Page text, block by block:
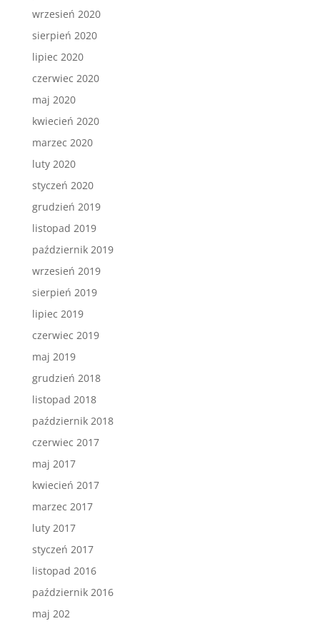
wrzesień 2020
sierpień 2020
lipiec 2020
czerwiec 2020
maj 2020
kwiecień 2020
marzec 2020
luty 2020
styczeń 2020
grudzień 2019
listopad 2019
październik 2019
wrzesień 2019
sierpień 2019
lipiec 2019
czerwiec 2019
maj 2019
grudzień 2018
listopad 2018
październik 2018
czerwiec 2017
maj 2017
kwiecień 2017
marzec 2017
luty 2017
styczeń 2017
listopad 2016
październik 2016
maj 202